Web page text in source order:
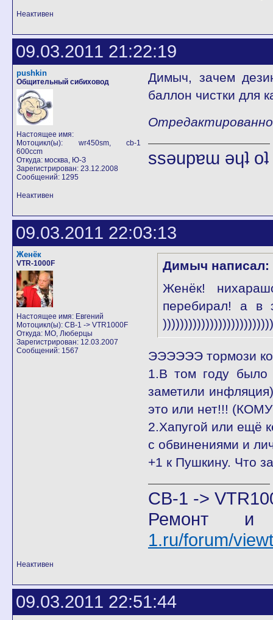
Неактивен
09.03.2011 21:22:19
pushkin
Общительный сибиховод
Настоящее имя:
Мотоцикл(ы): wr450sm, cb-1
600ccm
Откуда: москва, Ю-З
Зарегистрирован: 23.12.2008
Сообщений: 1295
Димыч, зачем
баллон чистки для
ssǝupɐɯ ǝɥʇ
Неактивен
09.03.2011 22:03:13
Женёк
VTR-1000F
Настоящее имя: Евгений
Мотоцикл(ы): CB-1 -> VTR1000F
Откуда: МО, Люберцы
Зарегистрирован: 12.03.2007
Сообщений: 1567
Димыч написал:
Женёк!
перебирал! а в
ЭЭЭЭЭЭ тормози
1.В том году было
заметили
это или нет!!!
2.Хапугой или ещё
с обвинениями и
+1 к Пушкину. Что
CB-1 ->
Ремонт и
1.ru/forum/
Неактивен
09.03.2011 22:51:44